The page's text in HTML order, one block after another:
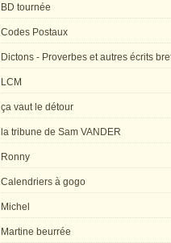
BD tournée
Codes Postaux
Dictons - Proverbes et autres écrits
LCM
ça vaut le détour
la tribune de Sam VANDER
Ronny
Calendriers à gogo
Michel
Martine beurrée